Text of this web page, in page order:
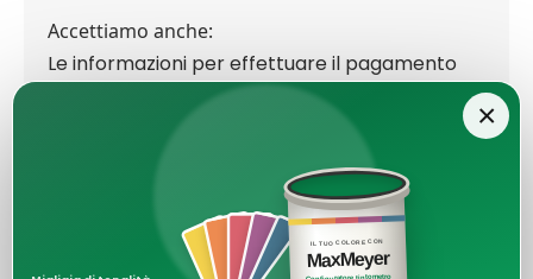
Accettiamo anche:
Le informazioni per effettuare il pagamento
tramite bonifico le troverai al momento del
Ottimo
×
IL TUO COLORE CON
MaxMeyer